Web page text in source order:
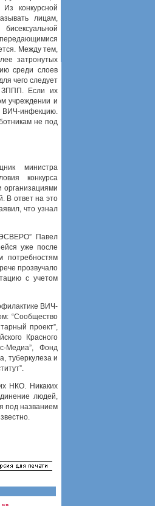
конкурсной
лицам,
Между тем,
затронутых
среди слоев
чего следует
ЗППП. Если их
учреждении и
ВИЧ-инфекцию.
не под
министра
конкурса
организациями
В ответ на это
что узнал
Павел
уже после
потребностям
прозвучало
с учетом
ВИЧ-
“Сообщество
проект”,
Красного
Медиа”, Фонд
туберкулеза и
НКО. Никаких
людей,
под названием
»»